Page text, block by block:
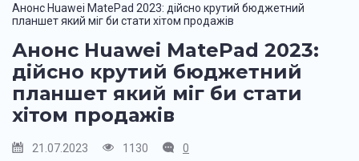
Анонс Huawei MatePad 2023: дійсно крутий бюджетний
планшет який міг би стати хітом продажів
Анонс Huawei MatePad 2023:
дійсно крутий бюджетний
планшет який міг би стати
хітом продажів
21.07.2023 1130 0